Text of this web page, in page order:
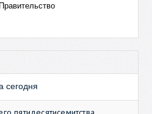
Правительство
сегодня